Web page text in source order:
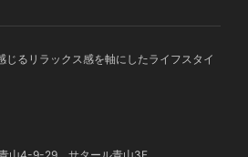
るリラックス感を軸にしたライフスタイ